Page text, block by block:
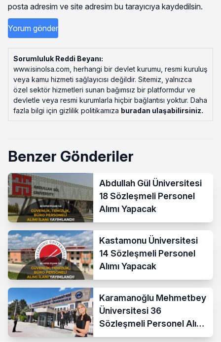
posta adresim ve site adresim bu tarayıcıya kaydedilsin.
Sorumluluk Reddi Beyanı:
www.isinolsa.com, herhangi bir devlet kurumu, resmi kuruluş
veya kamu hizmeti sağlayıcısı değildir. Sitemiz, yalnızca
özel sektör hizmetleri sunan bağımsız bir platformdur ve
devletle veya resmi kurumlarla hiçbir bağlantısı yoktur. Daha
fazla bilgi için gizlilik politikamıza buradan ulaşabilirsiniz.
Benzer Gönderiler
Abdullah Gül Üniversitesi
18 Sözleşmeli Personel
Alımı Yapacak
Kastamonu Üniversitesi
14 Sözleşmeli Personel
Alımı Yapacak
Karamanoğlu Mehmetbey
Üniversitesi 36
Sözleşmeli Personel Alımı
Yapacak